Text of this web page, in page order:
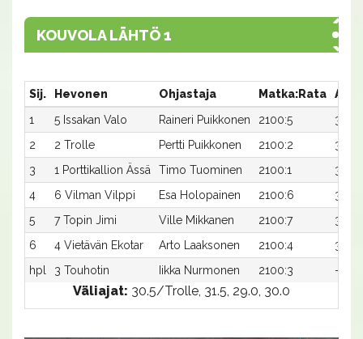
KOUVOLA LÄHTÖ 1
Sij. Hevonen Ohjastaja Matka:Rata
Aika
1
5 Issakan Valo Raineri Puikkonen 2100:5
30,5a
2
2 Trolle Pertti Puikkonen 2100:2
30,5a
3
1 Porttikallion Ässä Timo Tuominen 2100:1
31,2a
4
6 Vilman Vilppi Esa Holopainen 2100:6
31,2a
5
7 Topin Jimi Ville Mikkanen 2100:7
31,4a
6
4 Vietävän Ekotar Arto Laaksonen 2100:4
hpl
3 Touhotin Iikka Nurmonen 2100:3 -a
Väliajat: 30.5/Trolle, 31.5, 29.0, 30.0